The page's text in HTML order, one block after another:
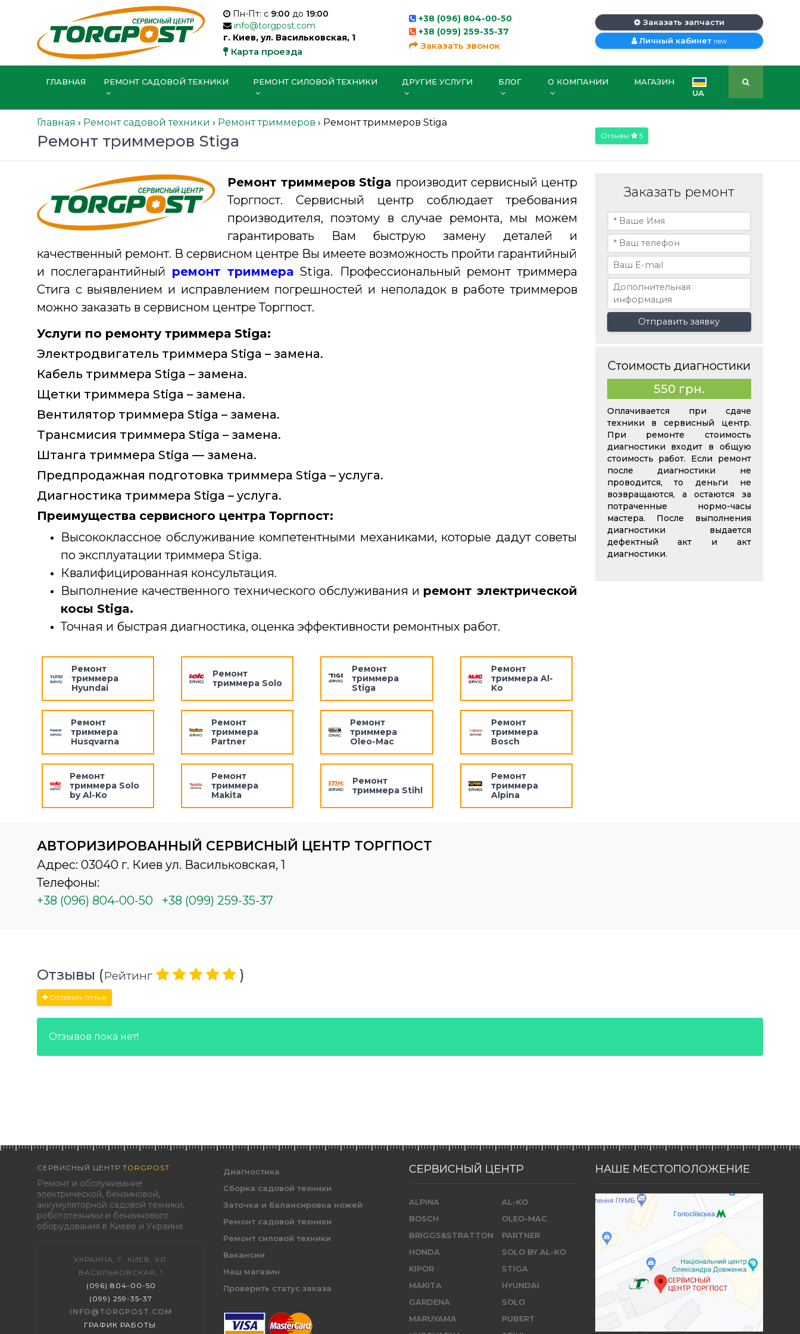
Пн-Пт: с 9:00 до 19:00
info@torgpost.com
г. Киев, ул. Васильковская, 1
Карта проезда
+38 (096) 804-00-50
+38 (099) 259-35-37
Заказать звонок
Заказать запчасти
Личный кабинет new
ГЛАВНАЯ РЕМОНТ САДОВОЙ ТЕХНИКИ РЕМОНТ СИЛОВОЙ ТЕХНИКИ ДРУГИЕ УСЛУГИ БЛОГ О КОМПАНИИ
МАГАЗИН
UA
Главная › Ремонт садовой техники › Ремонт триммеров › Ремонт триммеров Stiga
Ремонт триммеров Stiga Отзывы 5
Ремонт триммеров Stiga производит сервисный центр
Торгпост. Сервисный центр соблюдает требования
производителя, поэтому в случае ремонта, мы можем
гарантировать Вам быструю замену деталей и
качественный ремонт. В сервисном центре Вы имеете возможность пройти гарантийный
и послегарантийный ремонт триммера Stiga.
Профессиональный ремонт триммера
Стига с выявлением и исправлением погрешностей и неполадок в работе триммеров
можно заказать в сервисном центре Торгпост.
Услуги по ремонту триммера Stiga:
Электродвигатель триммера Stiga – замена.
Кабель триммера Stiga – замена.
Щетки триммера Stiga – замена.
Вентилятор триммера Stiga – замена.
Трансмисия триммера Stiga – замена.
Штанга триммера Stiga — замена.
Предпродажная подготовка триммера Stiga – услуга.
Диагностика триммера Stiga – услуга.
Преимущества сервисного центра Торгпост:
Высококлассное обслуживание компетентными механиками, которые дадут советы
по эксплуатации триммера Stiga.
Квалифицированная консультация.
Выполнение качественного технического обслуживания и ремонт электрической
косы Stiga.
Точная и быстрая диагностика, оценка эффективности ремонтных работ.
Ремонт
триммера
Hyundai
Ремонт
триммера
Husqvarna
Ремонт
триммера Solo
by Al-Ko
Ремонт
триммера Solo
Ремонт
триммера
Partner
Ремонт
триммера
Makita
Ремонт
триммера
Stiga
Ремонт
триммера
Oleo-Mac
Ремонт
триммера Stihl
Ремонт
триммера Al-
Ko
Ремонт
триммера
Bosch
Ремонт
триммера
Alpina
АВТОРИЗИРОВАННЫЙ СЕРВИСНЫЙ ЦЕНТР ТОРГПОСТ
Адрес: 03040 г. Киев ул. Васильковская, 1
Телефоны:
+38 (096) 804-00-50
+38 (099) 259-35-37
Заказать ремонт
Отправить заявку
Стоимость диагностики
550 грн.
Оплачивается при сдаче
техники в сервисный центр.
При ремонте стоимость
диагностики входит в общую
стоимость работ. Если ремонт
после диагностики не
проводится, то деньги не
возвращаются, а остаются за
потраченные нормо-часы
мастера. После выполнения
диагностики выдается
дефектный акт и акт
диагностики.
Отзывы (Рейтинг )
Оставить отзыв
Отзывов пока нет!
СЕРВИСНЫЙ ЦЕНТР TORGPOST
Ремонт и обслуживание
электрической, бензиновой,
аккумуляторной садовой техники,
робототехники и бензинового
оборудования в Киеве и Украине
УКРАИНА, Г. КИЕВ, УЛ.
ВАСИЛЬКОВСКАЯ, 1
(096) 804-00-50
(099) 259-35-37
INFO@TORGPOST.COM
ГРАФИК РАБОТЫ :
Диагностика
Сборка садовой техники
Заточка и балансировка ножей
Ремонт садовой техники
Ремонт силовой техники
Вакансии
Наш магазин
Проверить статус заказа
СЕРВИСНЫЙ ЦЕНТР
ALPINA
BOSCH
BRIGGS&STRATTON
HONDA
KIPOR
MAKITA
GARDENA
MARUYAMA
AL-KO
OLEO-MAC
PARTNER
SOLO BY AL-KO
STIGA
HYUNDAI
SOLO
PUBERT
НАШЕ МЕСТОПОЛОЖЕНИЕ